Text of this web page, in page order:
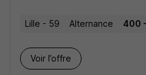
Lille - 59 Alternance 400
Voir l’offre